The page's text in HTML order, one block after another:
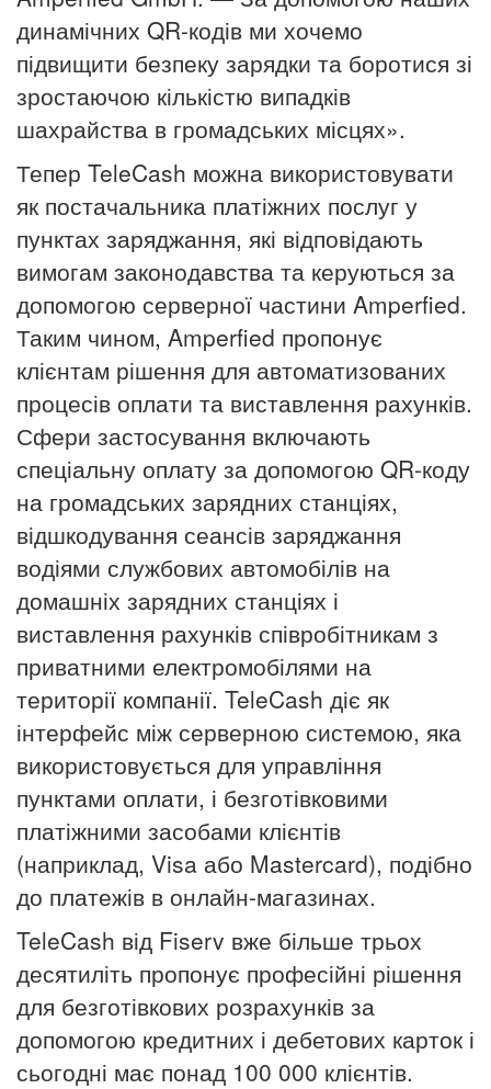
динамічних QR-кодів ми хочемо
підвищити безпеку зарядки та боротися зі
зростаючою кількістю випадків
шахрайства в громадських місцях».
Тепер TeleCash можна використовувати
як постачальника платіжних послуг у
пунктах заряджання, які відповідають
вимогам законодавства та керуються за
допомогою серверної частини Amperfied.
Таким чином, Amperfied пропонує
клієнтам рішення для автоматизованих
процесів оплати та виставлення рахунків.
Сфери застосування включають
спеціальну оплату за допомогою QR-коду
на громадських зарядних станціях,
відшкодування сеансів заряджання
водіями службових автомобілів на
домашніх зарядних станціях і
виставлення рахунків співробітникам з
приватними електромобілями на
території компанії. TeleCash діє як
інтерфейс між серверною системою, яка
використовується для управління
пунктами оплати, і безготівковими
платіжними засобами клієнтів
(наприклад, Visa або Mastercard), подібно
до платежів в онлайн-магазинах.
TeleCash від Fiserv вже більше трьох
десятиліть пропонує професійні рішення
для безготівкових розрахунків за
допомогою кредитних і дебетових карток і
сьогодні має понад 100 000 клієнтів.